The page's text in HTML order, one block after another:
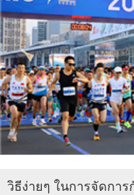
วิธีง่ายๆ ในการจัดกา